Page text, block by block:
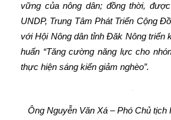
vững của nông dân; đồng thời,
UNDP, Trung Tâm Phát Triển Cộng
với Hội Nông dân tỉnh Đăk Nông triển
huấn “Tăng cường năng lực cho
thực hiện sáng kiến giảm nghèo”.
Ông Nguyễn Văn Xá – Phó Chủ tịch